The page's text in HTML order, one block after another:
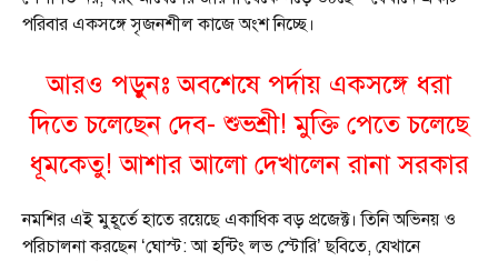
পরিবার একসঙ্গে সৃজনশীল কাজে অংশ নিচ্ছে।
আরও পড়ুনঃ অবশেষে পর্দায় একসঙ্গে ধরা
দিতে চলেছেন দেব- শুভশ্রী! মুক্তি পেতে চলেছে
ধূমকেতু! আশার আলো দেখালেন রানা সরকার
নমশির এই মুহূর্তে হাতে রয়েছে একাধিক বড় প্রজেক্ট। তিনি অভিনয় ও
পরিচালনা করছেন ‘ঘোস্ট: আ হন্টিং লভ স্টোরি’ ছবিতে, যেখানে